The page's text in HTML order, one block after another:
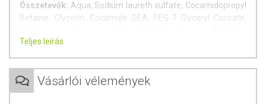
Összetevők: Aqua, Sodium laureth sulfate, Cocamidopropyl
Betaine, Glycerin, Cocamide DEA, PEG-7 Glyceryl Cocoate,
Methylchloroisothiazolinone (and) Methylisothiazolinone
Tárolás:Szobahőmérsékleten, közvetlen fénytől védett
helyen tárolandó.
Teljes leírás
Vásárlói vélemények